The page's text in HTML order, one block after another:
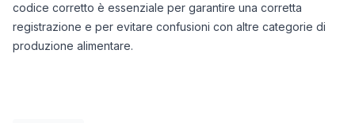
codice corretto è essenziale per garantire una corretta
registrazione e per evitare confusioni con altre categorie di
produzione alimentare.